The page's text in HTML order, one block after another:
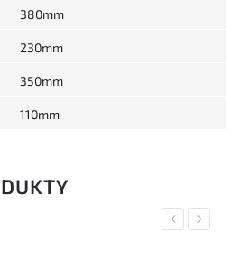
380mm
230mm
350mm
110mm
Previous
Next